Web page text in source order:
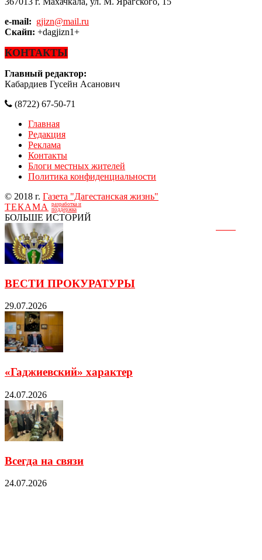
e-mail: gjizn@mail.ru
Скайп: +dagjizn1+
КОНТАКТЫ
Главный редактор:
Кабардиев Гусейн Асанович
(8722) 67-50-71
Главная
Редакция
Реклама
Контакты
Блоги местных жителей
Политика конфиденциальности
© 2018 г. Газета "Дагестанская жизнь"
ТЕКАМА
разработка и
поддержка
БОЛЬШЕ ИСТОРИЙ
ВЕСТИ ПРОКУРАТУРЫ
29.07.2026
«Гаджиевский» характер
24.07.2026
Всегда на связи
24.07.2026